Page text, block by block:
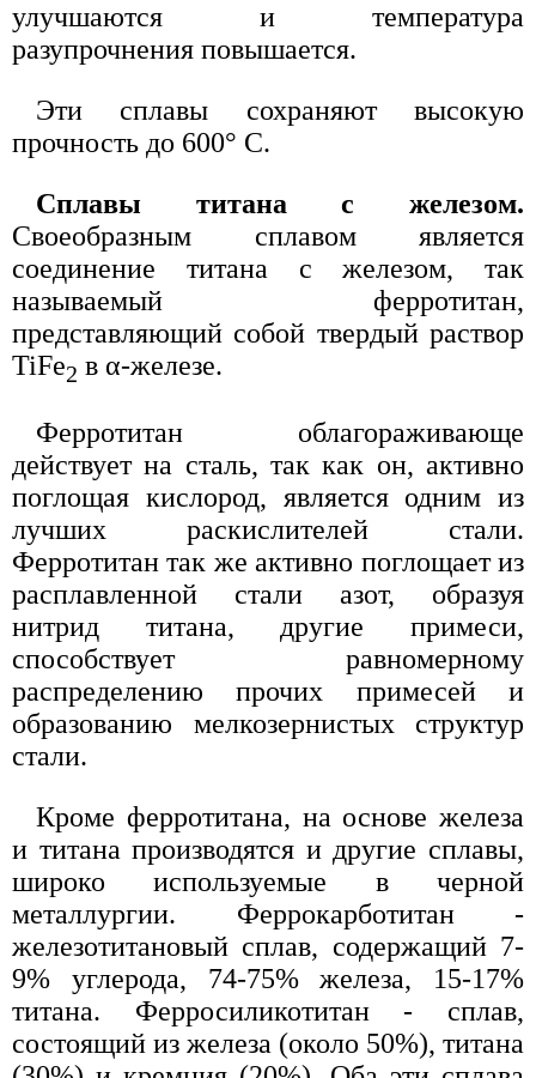
улучшаются и температура
разупрочнения повышается.
Эти сплавы сохраняют высокую
прочность до 600° С.
Сплавы титана с железом.
Своеобразным сплавом является
соединение титана с железом, так
называемый ферротитан,
представляющий собой твердый раствор
TiFe2 в α-железе.
Ферротитан облагораживающе
действует на сталь, так как он, активно
поглощая кислород, является одним из
лучших раскислителей стали.
Ферротитан так же активно поглощает из
расплавленной стали азот, образуя
нитрид титана, другие примеси,
способствует равномерному
распределению прочих примесей и
образованию мелкозернистых структур
стали.
Кроме ферротитана, на основе железа
и титана производятся и другие сплавы,
широко используемые в черной
металлургии. Феррокарботитан -
железотитановый сплав, содержащий 7-
9% углерода, 74-75% железа, 15-17%
титана. Ферросиликотитан - сплав,
состоящий из железа (около 50%), титана